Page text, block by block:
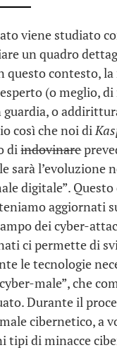
viene studiato
un quadro
questo contesto,
(o meglio,
o
così che noi di
diindovinare
sarà l’evoluzione
digitale”. Questo
aggiornati
dei cyber-
ci permette di
le tecnologie
male”, che
Durante il
cibernetico, a
tipi di minacce